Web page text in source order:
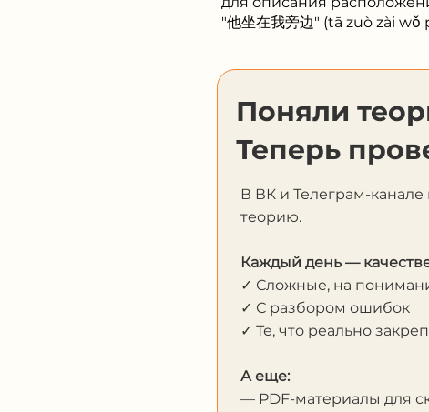
"他坐在我旁边" (tā zuò zài
Поняли
Теперь
В ВК и Телеграм-
теорию.
Каждый день —
✓ Сложные, на
✓ С разбором ошибок
✓ Те, что реально
А еще:
— PDF-материалы для